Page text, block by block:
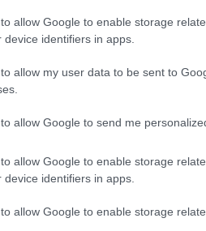
allow Google to enable storage
device identifiers in apps.
allow my user data to be sent to
allow Google to send me
allow Google to enable storage
device identifiers in apps.
allow Google to enable storage